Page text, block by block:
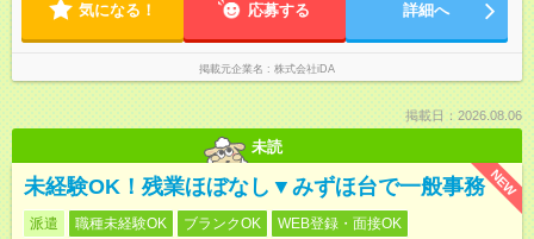
気になる！ 応募する 詳細へ
掲載元企業名 株式会社iDA
掲載日：2026.08.06
未読
NEW
未経験OK！残業ほぼなし▼みずほ台で一般事務
派遣 職種未経験OK ブランクOK WEB登録・面接OK